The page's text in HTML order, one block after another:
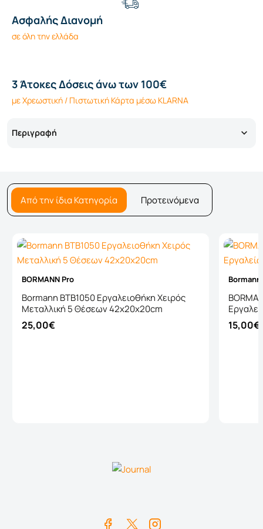
Ασφαλής Διανομή
σε όλη την ελλάδα
3 Άτοκες Δόσεις άνω των 100€
με Χρεωστική / Πιστωτική Κάρτα μέσω KLARNA
Περιγραφή
Από την ίδια Κατηγορία Προτεινόμενα
BORMANN Pro
Bormann BTB1050 Εργαλειοθήκη Χειρός
Μεταλλική 5 Θέσεων 42x20x20cm
25,00€
Bormann
15,00€